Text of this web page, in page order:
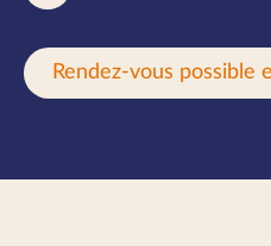
Rendez-vous possible